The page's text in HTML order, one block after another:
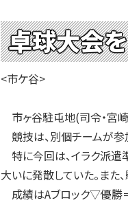
卓球大会
<市ケ谷>
市ヶ谷駐屯地(司令・宮
競技は、別個チームが参
特に今回は、イラク派遣
大いに発散していた。また
成績はAブロック▽優勝